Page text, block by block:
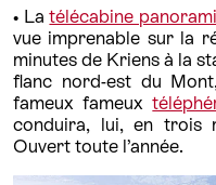
• Latélécabine
vue imprenable sur la
minutes de Kriens à la
flanc nord-est du
fameux fameux
conduira, lui, en trois
Ouvert toute l’année.